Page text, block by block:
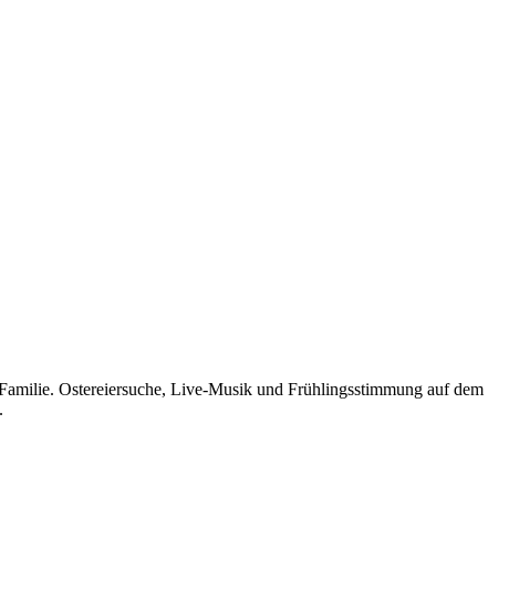
Ostereiersuche, Live-Musik und Frühlingsstimmung auf dem